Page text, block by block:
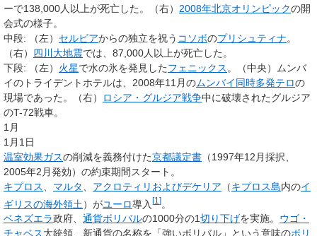
ーで138,000人以上が死亡した。（右） 2008年北京オリンピックの開
会式の様子。
中段: （左） セルビアからの独立を祝う コソボのプリシュティナ。
（右） 四川大地震では、87,000人以上が死亡した。
下段: （左） 火星で水の氷を発見したフェニックス 。（中央）ムンバ
イのトライデントホテルは、2008年11月のムンバイ同時多発テロの
現場であった。（右）
ロシア・グルジア戦争中に破壊されたグルジア
のT-72戦車。
1月
1月1日
温室効果ガスの削減を義務付けた京都議定書 （1997年12月採択、
2005年2月発効）の約束期間スタート。
キプロス
マルタ アクロティリおよびデケリア （キプロス島内のイ
ギリスの海外領土）がユーロ導入 [1 ]。
ベネズエラ政府、 通貨ボリバルの1000分の1切り下げを実施。 ウゴ・
チャベス大統領、新通貨の名称を「強いボリバル」という意味のボリ